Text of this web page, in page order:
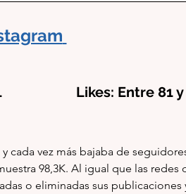
Likes: Entre 81
cada vez más bajaba de
98,3K. Al igual que las redes
o eliminadas sus